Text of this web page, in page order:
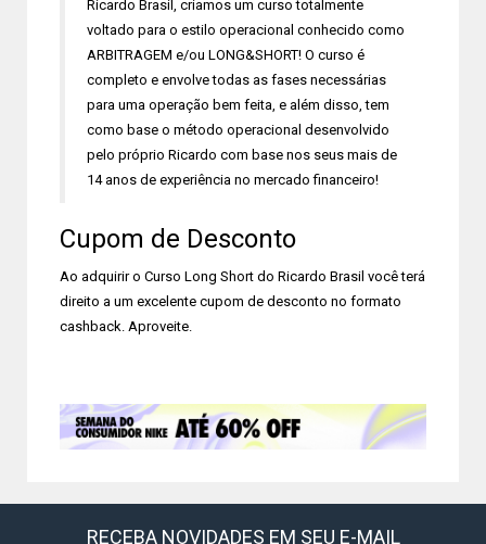
Ricardo Brasil, criamos um curso totalmente
voltado para o estilo operacional conhecido como
ARBITRAGEM e/ou LONG&SHORT! O curso é
completo e envolve todas as fases necessárias
para uma operação bem feita, e além disso, tem
como base o método operacional desenvolvido
pelo próprio Ricardo com base nos seus mais de
14 anos de experiência no mercado financeiro!
Cupom de Desconto
Ao adquirir o Curso Long Short do Ricardo Brasil você terá
direito a um excelente cupom de desconto no formato
cashback. Aproveite.
RECEBA NOVIDADES EM SEU E-MAIL